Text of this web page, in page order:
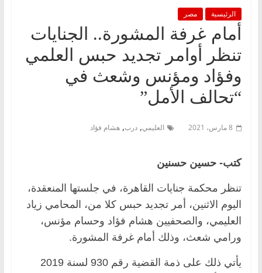
الرئيسية مصر
أمام غرفة المشورة.. الجنايات
تنظر أوامر تجديد حبس العلمي
وفؤاد ومؤنس وشعث في
“تحالف الأمل”
8 مارس، 2021 العليمي, درب, هشام فؤاد
كتب- حسين حسنين
تنظر محكمة جنايات القاهرة، في جلستها المنعقدة،
اليوم الاثنين، أمر تجديد حبس كلا من، المحامي زياد
العليمي، والصحفيين هشام فؤاد وحسام مؤنس،
ورامي شعث، وذلك أمام غرفة المشورة.
يأتي ذلك على ذمة القضية رقم 930 لسنة 2019